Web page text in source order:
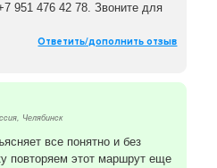
951 476 42 78. Звоните для
Ответить/дополнить отзыв
Челябинск
все понятно и без
повторяем этот маршрут еще